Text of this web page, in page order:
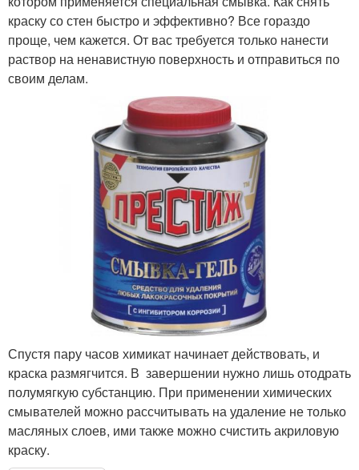
краску со стен быстро и эффективно? Все гораздо
проще, чем кажется. От вас требуется только нанести
раствор на ненавистную поверхность и отправиться по
своим делам.
Спустя пару часов химикат начинает действовать, и
краска размягчится. В завершении нужно лишь отодрать
полумягкую субстанцию. При применении химических
смывателей можно рассчитывать на удаление не только
масляных слоев, ими также можно счистить акриловую
краску.